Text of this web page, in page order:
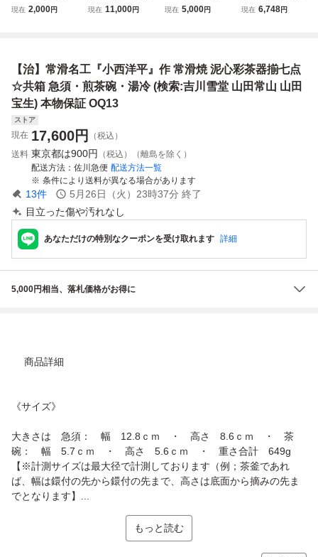
滑焼 陽山造 朱泥
現在 2,000円
器」 共箱 常滑焼
現在 11,000円
器 まとめ 計13
磁 骨董 食器
中古品 保管品
現在 5,000円
耀泥 茶注 湯呑 急
現在 6,748円
【治】常滑名工『小西洋平』作 常滑焼 泥心彩茶器揃七点
☆共箱 急須・煎茶碗・湯冷 (検索:吉川雪堂 山田常山 山田
宝生) 本物保証 OQ13
ストア
現在 17,600円
（税込）
送料 東京都は900円
（税込）（離島を除く）
配送方法
佐川急便 配送方法一覧
条件により送料が異なる場合があります
13件 5月26日（火）23時37分 終了
目立った傷や汚れなし
あなただけの特別なクーポンを受け取れます 詳細
5,000円相当、落札価格がお得に
商品詳細
《サイズ》
大きさは 急須： 幅 12.8ｃｍ ・ 高さ 8.6ｃｍ ・ 茶
碗： 幅 5.7ｃｍ ・ 高さ 5.6ｃｍ ・ 重さ合計 649g
【※計測サイズは最大径で計測しております（例；茶釜であれ
ば、幅は鐶付の先から鐶付の先まで、高さは底面から摘みの先ま
でとなります】...
もっと読む